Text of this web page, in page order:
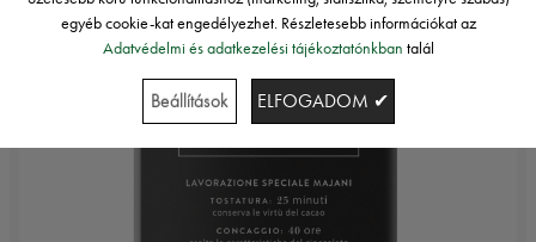
egyéb cookie-kat engedélyezhet. Részletesebb információkat az
Adatvédelmi és adatkezelési tájékoztatónkban talál
Beállítások ELFOGADOM ✔